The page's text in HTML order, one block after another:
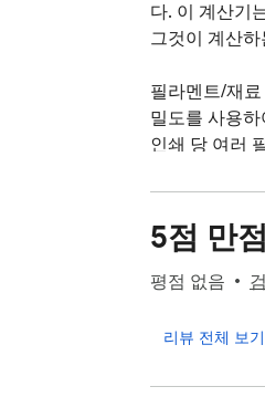
다. 이 계산기
그것이 계산하
필라멘트/재
밀도를 사용
인쇄 당 여러
전기 비용-프
프린터 마모/
실패율 버퍼-
노동/설치 수
이 응용 프로
5점 만
평점 없음
리뷰 전체 보기